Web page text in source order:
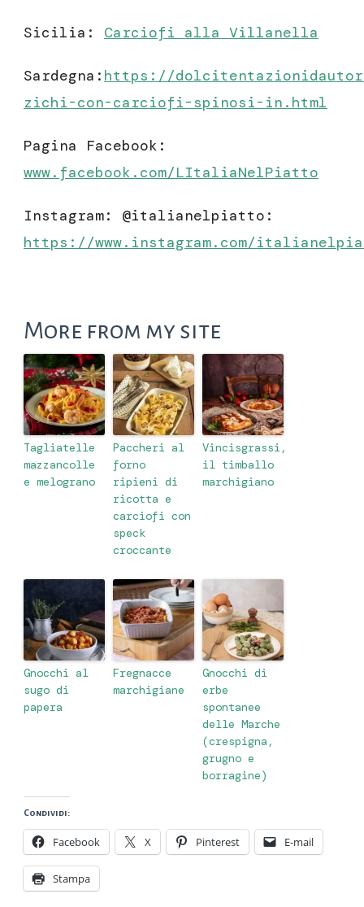
Sicilia: Carciofi alla Villanella
Sardegna: https://
zichi-con-carciofi-spinosi-in.html
Pagina Facebook:
www.facebook.com/LItaliaNelPiatto
Instagram: @italianelpiatto:
https://www.instagram.com/
More from my site
Tagliatelle
mazzancolle
e melograno
Paccheri al
forno
ripieni di
ricotta e
carciofi con
speck
croccante
Vincisgrassi,
il timballo
marchigiano
Gnocchi al
sugo di
papera
Fregnacce
marchigiane
Gnocchi di
erbe
spontanee
delle Marche
(crespigna,
grugno e
borragine)
Condividi:
Facebook X Pinterest E-mail
Stampa